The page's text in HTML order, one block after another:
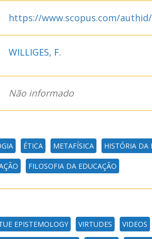
https://www.scopus.com/
WILLIGES, F.
Não informado
ÉTICA METAFÍSICA HISTÓRIA DA
FILOSOFIA DA EDUCAÇÃO
EPISTEMOLOGY VIRTUDES VIDEOS